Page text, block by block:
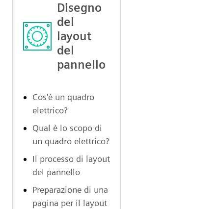
Disegno
del
layout
del
pannello
Cos'è un quadro
elettrico?
Qual è lo scopo di
un quadro elettrico?
Il processo di layout
del pannello
Preparazione di una
pagina per il layout